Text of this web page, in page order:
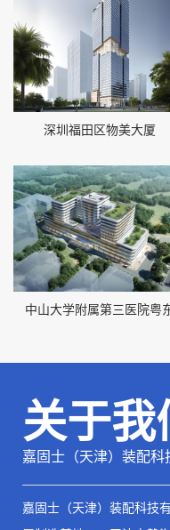
深圳福田区物美大厦
中山大学附属第三医院粤
关于我
嘉固士（天津）装配科
嘉固士（天津）装配科技